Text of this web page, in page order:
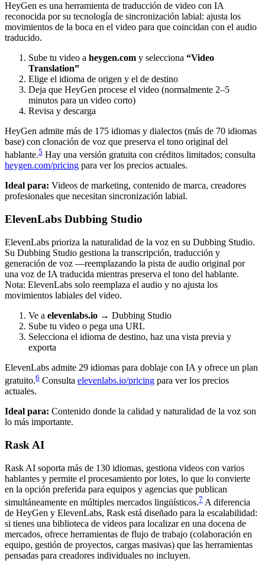
HeyGen es una herramienta de traducción de video con IA
reconocida por su tecnología de sincronización labial: ajusta los
movimientos de la boca en el video para que coincidan con el audio
traducido.
Sube tu video a heygen.com y selecciona “Video
Translation”
Elige el idioma de origen y el de destino
Deja que HeyGen procese el video (normalmente 2–5
minutos para un video corto)
Revisa y descarga
HeyGen admite más de 175 idiomas y dialectos (más de 70 idiomas
base) con clonación de voz que preserva el tono original del
hablante.5 Hay una versión gratuita con créditos limitados; consulta
heygen.com/pricing para ver los precios actuales.
Ideal para: Videos de marketing, contenido de marca, creadores
profesionales que necesitan sincronización labial.
ElevenLabs Dubbing Studio
ElevenLabs prioriza la naturalidad de la voz en su Dubbing Studio.
Su Dubbing Studio gestiona la transcripción, traducción y
generación de voz —reemplazando la pista de audio original por
una voz de IA traducida mientras preserva el tono del hablante.
Nota: ElevenLabs solo reemplaza el audio y no ajusta los
movimientos labiales del video.
Ve a elevenlabs.io → Dubbing Studio
Sube tu video o pega una URL
Selecciona el idioma de destino, haz una vista previa y
exporta
ElevenLabs admite 29 idiomas para doblaje con IA y ofrece un plan
gratuito.6 Consulta elevenlabs.io/pricing para ver los precios
actuales.
Ideal para: Contenido donde la calidad y naturalidad de la voz son
lo más importante.
Rask AI
Rask AI soporta más de 130 idiomas, gestiona videos con varios
hablantes y permite el procesamiento por lotes, lo que lo convierte
en la opción preferida para equipos y agencias que publican
simultáneamente en múltiples mercados lingüísticos.7 A diferencia
de HeyGen y ElevenLabs, Rask está diseñado para la escalabilidad:
si tienes una biblioteca de videos para localizar en una docena de
mercados, ofrece herramientas de flujo de trabajo (colaboración en
equipo, gestión de proyectos, cargas masivas) que las herramientas
pensadas para creadores individuales no incluyen.